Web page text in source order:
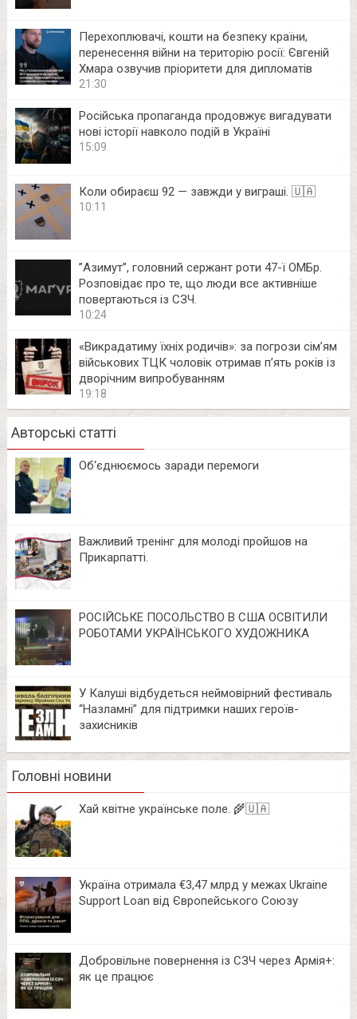
Перехоплювачі, кошти на безпеку країни,
перенесення війни на територію росії: Євгеній
Хмара озвучив пріоритети для дипломатів
21:30
Російська пропаганда продовжує вигадувати
нові історії навколо подій в Україні
15:09
Коли обираєш 92 — завжди у виграші. 🇺🇦
10:11
⁨”Азимут”, головний сержант роти 47-ї ОМБр.
Розповідає про те, що люди все активніше
повертаються із СЗЧ.
10:24
«Викрадатиму їхніх родичів»: за погрози сім’ям
військових ТЦК чоловік отримав п’ять років із
дворічним випробуванням
19:18
Авторські статті
Об‘єднюємось заради перемоги
Важливий тренінг для молоді пройшов на
Прикарпатті.
РОСІЙСЬКЕ ПОСОЛЬСТВО В США ОСВІТИЛИ
РОБОТАМИ УКРАЇНСЬКОГО ХУДОЖНИКА
У Калуші відбудеться неймовірний фестиваль
“Назламні” для підтримки наших героїв-
захисників
Головні новини
Хай квітне українське поле. 🌾🇺🇦
Україна отримала €3,47 млрд у межах Ukraine
Support Loan від Європейського Союзу
Добровільне повернення із СЗЧ через Армія+:
як це працює